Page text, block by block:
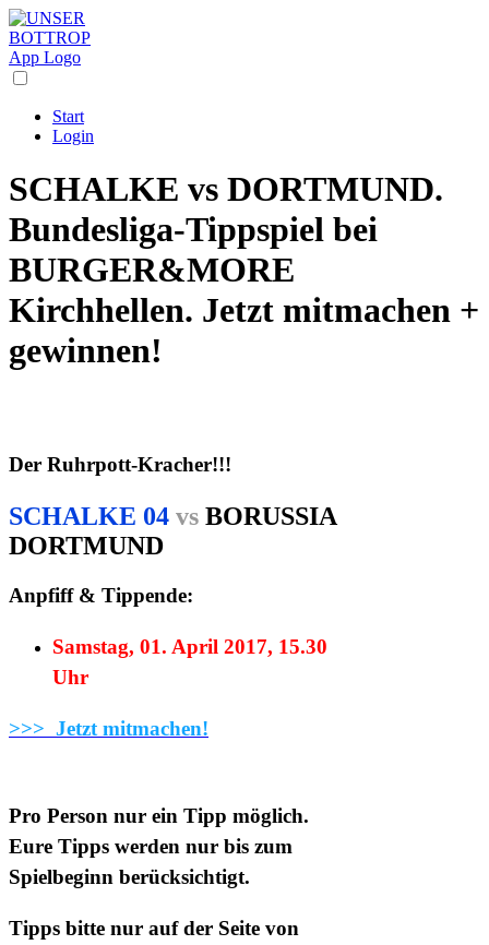
Start
Login
SCHALKE vs DORTMUND.
Bundesliga-Tippspiel bei
BURGER&MORE
Kirchhellen. Jetzt mitmachen +
gewinnen!
Der Ruhrpott-Kracher!!!
SCHALKE 04 vs BORUSSIA
DORTMUND
Anpfiff & Tippende:
Samstag, 01. April 2017, 15.30
Uhr
>>> Jetzt mitmachen!
Pro Person nur ein Tipp möglich.
Eure Tipps werden nur bis zum
Spielbeginn berücksichtigt.
Tipps bitte nur auf der Seite von